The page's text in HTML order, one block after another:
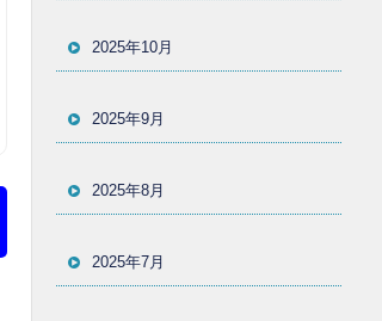
2025年10月
2025年9月
2025年8月
2025年7月